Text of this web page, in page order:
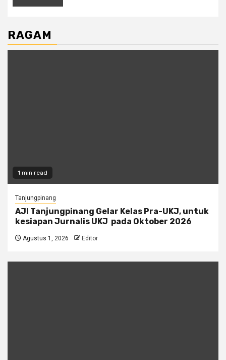
RAGAM
1 min read
Tanjungpinang
AJI Tanjungpinang Gelar Kelas Pra-UKJ, untuk
kesiapan Jurnalis UKJ pada Oktober 2026
Agustus 1, 2026 Editor